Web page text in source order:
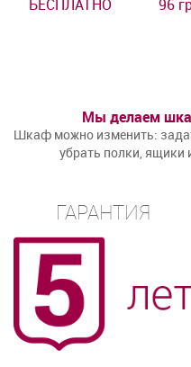
БЕСПЛАТНО 96
Мы делаем
Шкаф можно изменить:
убрать полки,
ГАРАНТИЯ